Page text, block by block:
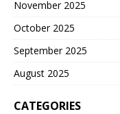
November 2025
October 2025
September 2025
August 2025
CATEGORIES